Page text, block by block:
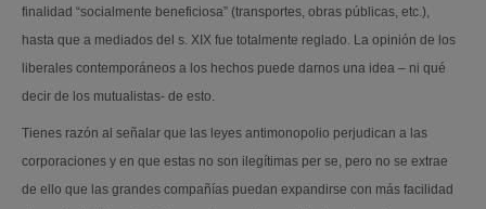
finalidad “socialmente beneficiosa” (transportes, obras públicas, etc.),
hasta que a mediados del s. XIX fue totalmente reglado. La opinión de los
liberales contemporáneos a los hechos puede darnos una idea – ni qué
decir de los mutualistas- de esto.
Tienes razón al señalar que las leyes antimonopolio perjudican a las
corporaciones y en que estas no son ilegítimas per se, pero no se extrae
de ello que las grandes compañías puedan expandirse con más facilidad